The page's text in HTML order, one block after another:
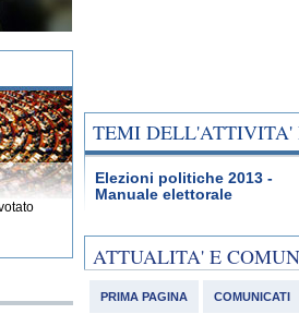
TEMI DELL'ATTIVITA'
Elezioni politiche 2013 -
Manuale elettorale
ATTUALITA' E
PRIMA PAGINA COMUNICATI